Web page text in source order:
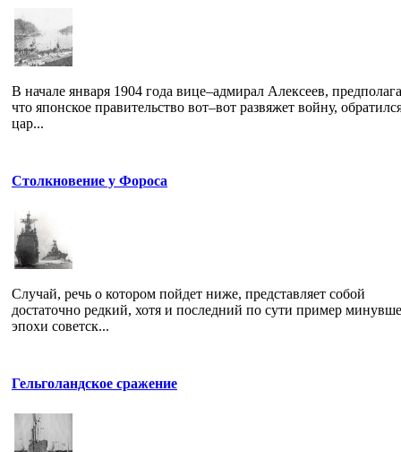
В начале января 1904 года вице–адмирал Алексеев,
что японское правительство вот–вот развяжет войну,
цар...
Столкновение у Фороса
Случай, речь о котором пойдет ниже, представляет собой
достаточно редкий, хотя и последний по сути пример
эпохи советск...
Гельголандское сражение